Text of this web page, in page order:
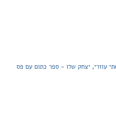
עוזרי, יצחק שלו - ספר כתום עם פס